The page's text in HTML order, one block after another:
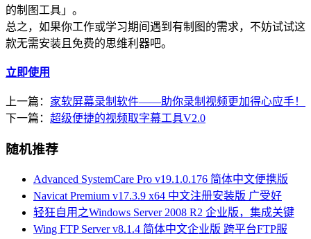
的制图工具」。
总之，如果你工作或学习期间遇到有制图的需求，不妨试试这
款无需安装且免费的思维利器吧。
立即使用
上一篇： 家软屏幕录制软件——助你录制视频更加得心应手！
下一篇： 超级便捷的视频取字幕工具V2.0
随机推荐
Advanced SystemCare Pro v19.1.0.176 简体中文便携版
Navicat Premium v17.3.9 x64 中文注册安装版 广受好
轻狂自用之Windows Server 2008 R2 企业版，集成关键
Wing FTP Server v8.1.4 简体中文企业版 跨平台FTP服